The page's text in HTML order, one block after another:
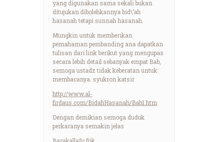
yang digunakan sama sekali bukan
ditujukan dibolehkannya bid\’ah
hasanah tetapi sunnah hasanah.
Mungkin untuk memberikan
pemahaman pembanding ana dapatkan
tulisan dari link berikut yang mengupas
secara lebih detail sebanyak empat Bab,
semoga ustadz tidak keberatan untuk
membacanya. syukron katsir
http://www.al-
firdaus.com/BidahHasanah/Bab1.htm
Dengan demikian semoga duduk
perkaranya semakin jelas
Barakallafu fiik